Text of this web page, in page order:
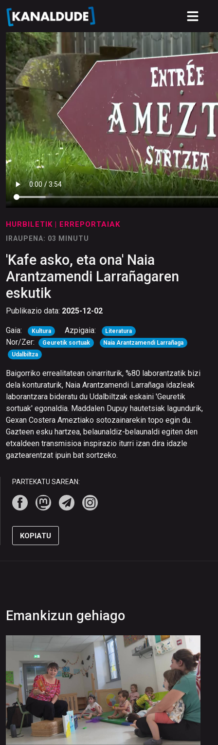
HURBILETIK | ERREPORTAIAK
IRAUPENA: 03 MINUTU
'Kafe asko, eta ona' Naia
Arantzamendi Larrañagaren
eskutik
Publikazio data: 2025-12-02
Gaia: Kultura Azpigaia: Literatura
Nor/Zer: Geuretik sortuak
Naia Arantzamendi Larrañaga
Udalbiltza
Baigorriko errealitatean oinarriturik, %80 laborantzatik bizi
dela konturaturik, Naia Arantzamendi Larrañaga idazleak
laborantzara bideratu du Udalbiltzak eskaini 'Geuretik
sortuak' egonaldia. Maddalen Dupuy hautetsiak lagundurik,
Gexan Costera Ameztiako sotozainarekin topo egin du.
Gazteen esku hartzea, belaunaldiz-belaunaldi egiten den
etxaldeen transmisioa inspirazio iturri izan dira idazle
gaztearentzat ipuin bat sortzeko.
PARTEKATU SAREAN:
KOPIATU
Emankizun gehiago